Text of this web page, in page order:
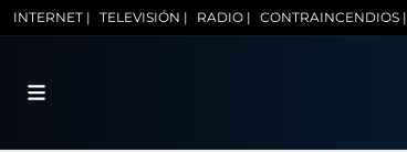
INTERNET | TELEVISIÓN | RADIO | CONTRAINCENDIOS |